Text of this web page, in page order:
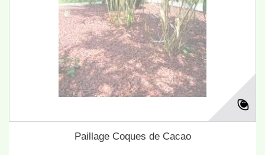
Paillage Coques de Cacao